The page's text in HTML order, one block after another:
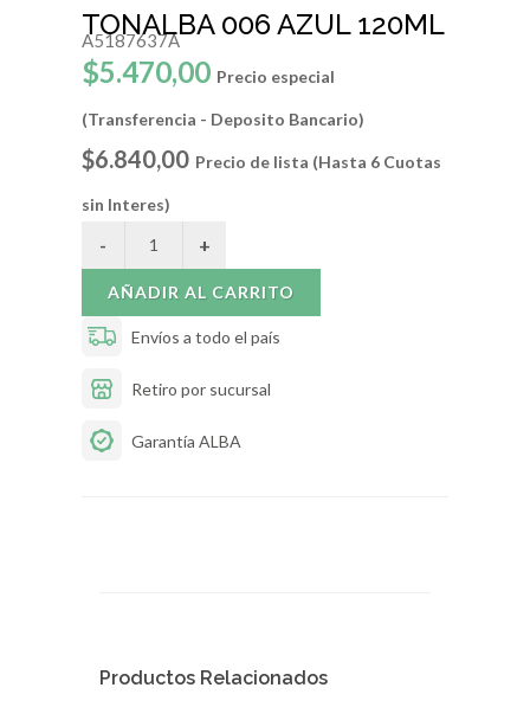
TONALBA 006 AZUL 120ML
A5187637A
$5.470,00 Precio especial
(Transferencia - Deposito Bancario)
$6.840,00 Precio de lista (Hasta 6 Cuotas
sin Interes)
AÑADIR AL CARRITO
Envíos a todo el país
Retiro por sucursal
Garantía ALBA
Productos Relacionados